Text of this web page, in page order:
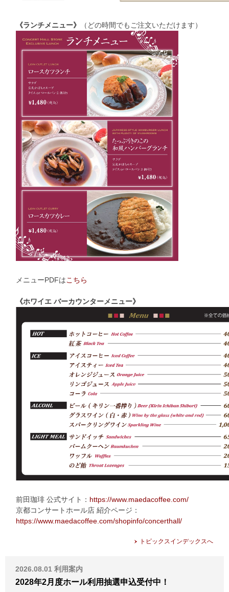
《ランチメニュー》 （どの時間でもご注文いただけます）
メニューPDFはこちら
《ホワイエ バーカウンターメニュー》
前田珈琲 公式サイト： https://www.maedacoffee.com/
京都コンサートホール店 紹介ページ：
https://www.maedacoffee.com/shopinfo/concerthall/
トピックスインデックスへ
2026.08.01 利用案内
2028年2月度ホール利用抽選申込受付中！